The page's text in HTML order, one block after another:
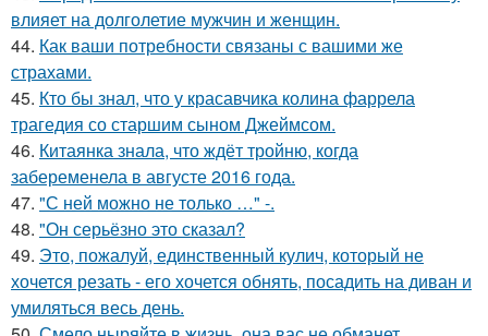
влияет на долголетие мужчин и женщин.
44. Как ваши потребности связаны с вашими же
страхами.
45. Кто бы знал, что у красавчика колина фаррела
трагедия со старшим сыном Джеймсом.
46. Китаянка знала, что ждёт тройню, когда
забеременела в августе 2016 года.
47. "С ней можно не только …" -.
48. "Он серьёзно это сказал?
49. Это, пожалуй, единственный кулич, который не
хочется резать - его хочется обнять, посадить на диван и
умиляться весь день.